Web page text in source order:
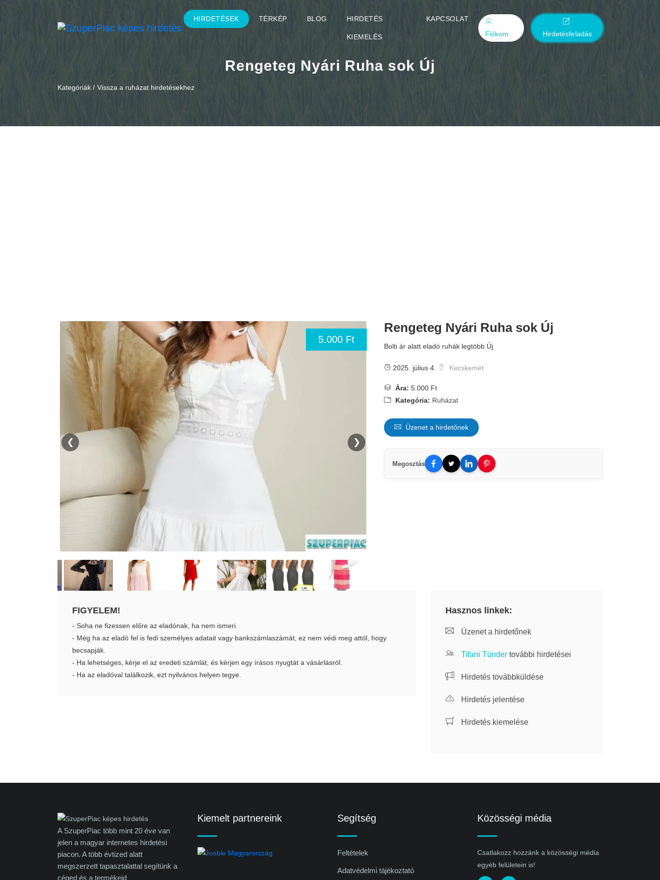
HIRDETÉSEK TÉRKÉP BLOG HIRDETÉS
KIEMELÉS
KAPCSOLAT
Fiókom
Hirdetésfeladás
Rengeteg Nyári Ruha sok Új
Kategóriák / Vissza a ruházat hirdetésekhez
5.000 Ft
❮ ❯
Rengeteg Nyári Ruha sok Új
Bolti ár alatt eladó ruhák legtöbb Új
2025. július 4. Kecskemét
Ára: 5.000 Ft
Kategória: Ruházat
Üzenet a hirdetőnek
Megosztás
FIGYELEM!
- Soha ne fizessen előre az eladónak, ha nem ismeri.
- Még ha az eladó fel is fedi személyes adatait vagy bankszámlaszámát, ez nem védi meg attól, hogy
becsapják.
- Ha lehetséges, kérje el az eredeti számlát, és kérjen egy írásos nyugtát a vásárlásról.
- Ha az eladóval találkozik, ezt nyilvános helyen tegye.
Hasznos linkek:
Üzenet a hirdetőnek
Tifani Tünder további hirdetései
Hirdetés továbbküldése
Hirdetés jelentése
Hirdetés kiemelése
A SzuperPiac több mint 20 éve van
jelen a magyar internetes hirdetési
piacon. A több évtized alatt
megszerzett tapasztalattal segítünk a
céged és a termékeid
Kiemelt partnereink Segítség
Feltételek
Adatvédelmi tájékoztató
Közösségi média
Csatlakozz hozzánk a közösségi média
egyéb felületein is!